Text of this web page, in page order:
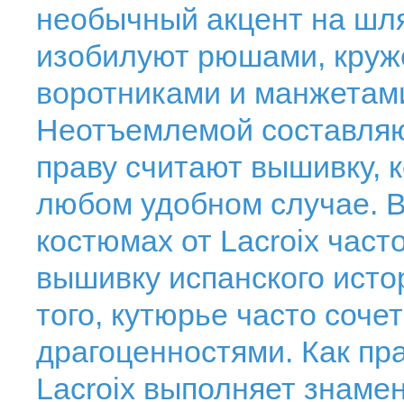
необычный акцент на
изобилуют рюшами,
воротниками и
Неотъемлемой
праву считают вышивку,
любом удобном случае.
костюмах от Lacroix
вышивку испанского
того, кутюрье часто
драгоценностями. Как
Lacroix выполняет